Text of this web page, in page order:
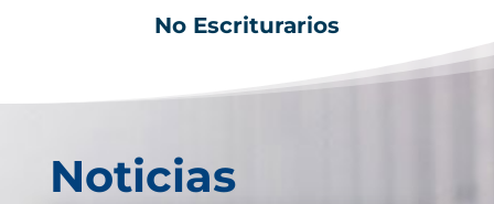
No Escriturarios
Noticias